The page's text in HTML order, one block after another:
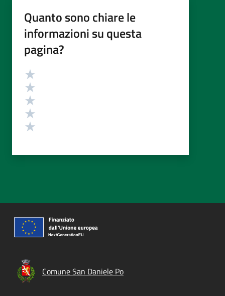
Quanto sono chiare le
informazioni su questa
pagina?
Valutazione
Comune San Daniele Po